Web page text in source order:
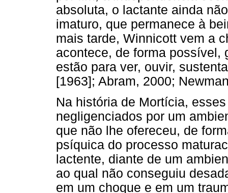
absoluta, o lactante ainda
imaturo, que permanece à
mais tarde, Winnicott vem a
acontece, de forma possível,
estão para ver, ouvir,
[1963]; Abram, 2000;
Na história de Mortícia,
negligenciados por um
que não lhe ofereceu, de
psíquica do processo
lactente, diante de um
ao qual não conseguiu
em um choque e em um